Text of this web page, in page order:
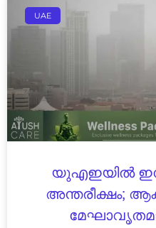
UAE
യുഎഇയിൽ
അന്തരീക്ഷം;